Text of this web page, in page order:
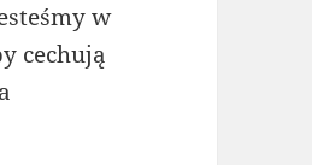
w
cechują